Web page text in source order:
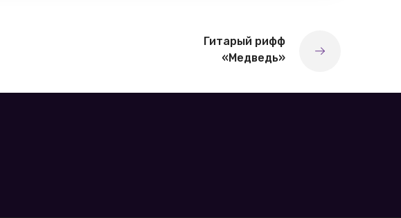
Гитарый рифф
«Медведь»